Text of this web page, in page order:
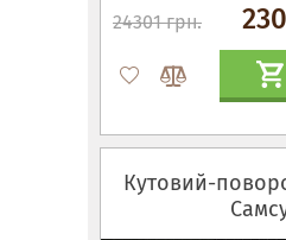
24301 грн.
Кутовий-